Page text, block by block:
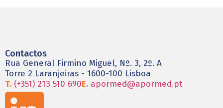
Contactos
Rua General Firmino Miguel, Nº. 3, 2º. A
Torre 2 Laranjeiras - 1600-100 Lisboa
T. (+351) 213 510 690E. apormed@apormed.pt